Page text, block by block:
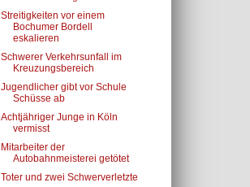
Streitigkeiten vor einem
Bochumer Bordell
eskalieren
Schwerer Verkehrsunfall im
Kreuzungsbereich
Jugendlicher gibt vor Schule
Schüsse ab
Achtjähriger Junge in Köln
vermisst
Mitarbeiter der
Autobahnmeisterei getötet
Toter und zwei Schwerverletzte